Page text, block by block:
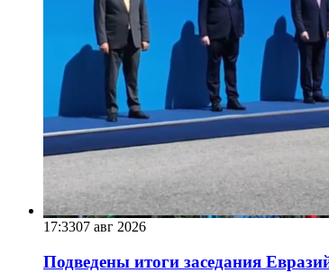
17:3307 авг 2026
Подведены итоги заседания